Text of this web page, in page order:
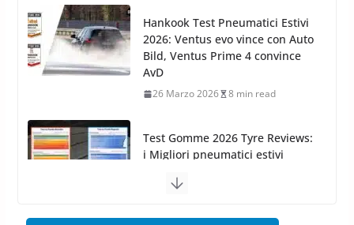
Test Gomme 2026 Tyre Reviews:
i Migliori pneumatici estivi
sportivi a confronto
Pirelli Cinturato 2026: due
confermano il salto tecnico del